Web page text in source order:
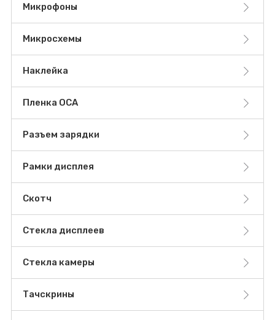
Микрофоны
Микросхемы
Наклейка
Пленка OCA
Разъем зарядки
Рамки дисплея
Скотч
Стекла дисплеев
Стекла камеры
Тачскрины